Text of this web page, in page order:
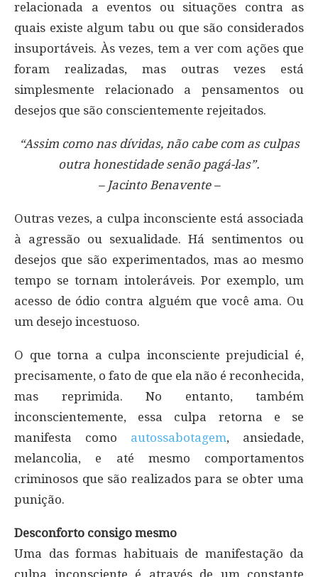
relacionada a eventos ou situações contra as
quais existe algum tabu ou que são considerados
insuportáveis. Às vezes, tem a ver com ações que
foram realizadas, mas outras vezes está
simplesmente relacionado a pensamentos ou
desejos que são conscientemente rejeitados.
“Assim como nas dívidas, não cabe com as culpas
outra honestidade senão pagá-las”.
– Jacinto Benavente –
Outras vezes, a culpa inconsciente está associada
à agressão ou sexualidade. Há sentimentos ou
desejos que são experimentados, mas ao mesmo
tempo se tornam intoleráveis. Por exemplo, um
acesso de ódio contra alguém que você ama. Ou
um desejo incestuoso.
O que torna a culpa inconsciente prejudicial é,
precisamente, o fato de que ela não é reconhecida,
mas reprimida. No entanto, também
inconscientemente, essa culpa retorna e se
manifesta como autossabotagem, ansiedade,
melancolia, e até mesmo comportamentos
criminosos que são realizados para se obter uma
punição.
Desconforto consigo mesmo
Uma das formas habituais de manifestação da
culpa inconsciente é através de um constante